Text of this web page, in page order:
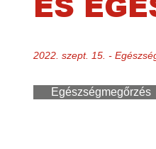
2022. szept. 15. -
Egészségmegőrzés